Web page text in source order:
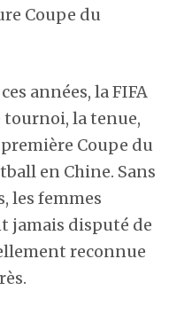
Coupe du
années, la FIFA
tournoi, la tenue,
Coupe du
en Chine. Sans
les femmes
jamais disputé de
reconnue